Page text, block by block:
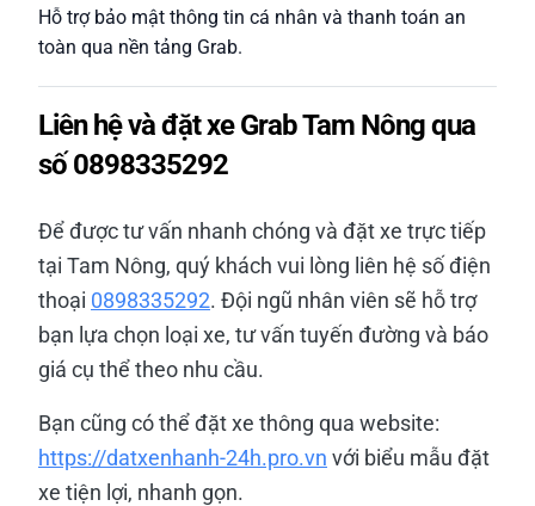
Hỗ trợ bảo mật thông tin cá nhân và thanh toán an
toàn qua nền tảng Grab.
Liên hệ và đặt xe Grab Tam Nông qua
số 0898335292
Để được tư vấn nhanh chóng và đặt xe trực tiếp
tại Tam Nông, quý khách vui lòng liên hệ số điện
thoại 0898335292. Đội ngũ nhân viên sẽ hỗ trợ
bạn lựa chọn loại xe, tư vấn tuyến đường và báo
giá cụ thể theo nhu cầu.
Bạn cũng có thể đặt xe thông qua website:
https://datxenhanh-24h.pro.vn với biểu mẫu đặt
xe tiện lợi, nhanh gọn.